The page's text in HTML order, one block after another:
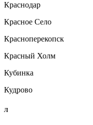
Краснодар
Красное Село
Красноперекопск
Красный Холм
Кубинка
Кудрово
Л